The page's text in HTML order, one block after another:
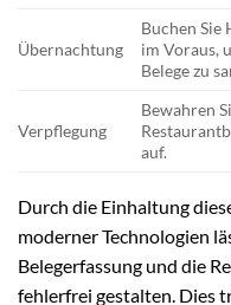
Übernachtung
Buchen Sie
im Voraus,
Belege zu
Verpflegung
Bewahren
auf.
Durch die Einhaltung
moderner Technologien
Belegerfassung und die
fehlerfrei gestalten. Dies